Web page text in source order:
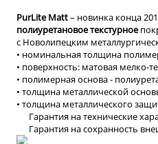
PurLite Matt– новинка конца
полиуретановое текстурное
с Новолипецким
• номинальная толщина
• поверхность: матовая мелко-
• полимерная основа -
• толщина металлической
• толщина металлического
Гарантия на технические
Гарантия на сохранность